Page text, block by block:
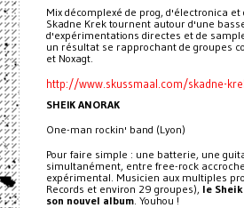
Mix décomplexé de prog, d'électronica et
Skadne Krek tournent autour d'une
d'expérimentations directes et de
un résultat se rapprochant de groupes
et Noxagt.
http://www.skussmaal.com/skadne-
SHEIK ANORAK
One-man rockin' band (Lyon)
Pour faire simple : une batterie, une
simultanément, entre free-rock
expérimental. Musicien aux multiples
Records et environ 29 groupes), le
son nouvel album. Youhou !